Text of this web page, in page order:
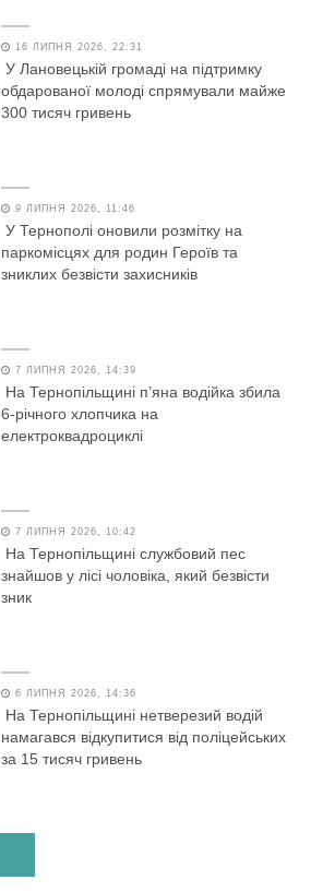
16 ЛИПНЯ 2026, 22:31
У Лановецькій громаді на підтримку
обдарованої молоді спрямували майже
300 тисяч гривень
9 ЛИПНЯ 2026, 11:46
У Тернополі оновили розмітку на
паркомісцях для родин Героїв та
зниклих безвісти захисників
7 ЛИПНЯ 2026, 14:39
На Тернопільщині п’яна водійка збила
6-річного хлопчика на
електроквадроциклі
7 ЛИПНЯ 2026, 10:42
На Тернопільщині службовий пес
знайшов у лісі чоловіка, який безвісти
зник
6 ЛИПНЯ 2026, 14:36
На Тернопільщині нетверезий водій
намагався відкупитися від поліцейських
за 15 тисяч гривень